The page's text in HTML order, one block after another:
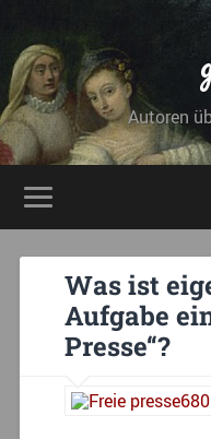
Autoren
Was ist
Aufgabe
Presse“?